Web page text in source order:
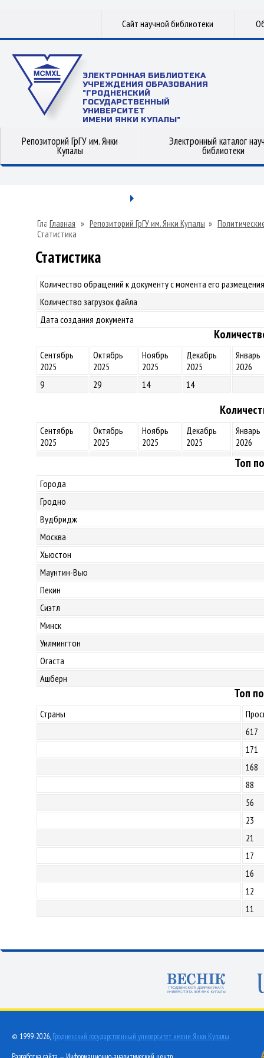
Сайт научной библиотеки
ЭЛЕКТРОННАЯ БИБЛИОТЕКА
УЧРЕЖДЕНИЯ ОБРАЗОВАНИЯ
"ГРОДНЕНСКИЙ
ГОСУДАРСТВЕННЫЙ
УНИВЕРСИТЕТ
ИМЕНИ ЯНКИ КУПАЛЫ"
Репозиторий ГрГУ им. Янки
Купалы
Электронный каталог
библиотеки
Главная » Репозиторий ГрГУ им. Янки Купалы »
Статистика
Статистика
Количество обращений к документу с момента его
Количество загрузок файла
Дата создания документа
Сентябрь
2025
Октябрь
2025
Ноябрь
2025
Декабрь
2025
Январь
2026
9
29 14 14
Сентябрь
2025
Октябрь
2025
Ноябрь
2025
Декабрь
2025
Январь
2026
Топ
Города
Гродно
Вудбридж
Москва
Хьюстон
Маунтин-Вью
Пекин
Сиэтл
Минск
Уилмингтон
Огаста
Ашберн
Топ
Страны
617
171
168
88
56
23
21
17
16
12
11
© 1999-2026, Гродненский государственный университет имени Янки Купалы